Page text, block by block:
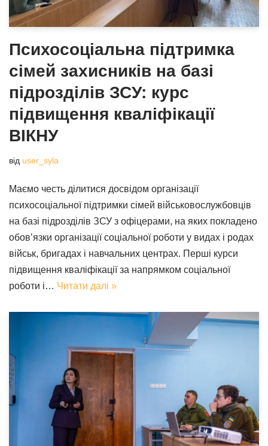
Психосоціальна підтримка
сімей захисників на базі
підрозділів ЗСУ: курс
підвищення кваліфікації
ВІКНУ
від user_syla
Маємо честь ділитися досвідом організації
психосоціальної підтримки сімей військовослужбовців
на базі підрозділів ЗСУ з офіцерами, на яких покладено
обовʼязки організації соціальної роботи у видах і родах
військ, бригадах і навчальних центрах. Перші курси
підвищення кваліфікації за напрямком соціальної
роботи і… Читати далі »